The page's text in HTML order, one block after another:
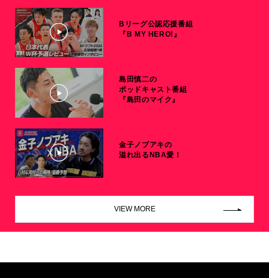
Bリーグ公認応援番組
『B MY HERO!』
島田慎二の
ポッドキャスト番組
『島田のマイク』
金子ノブアキの
溢れ出るNBA愛！
VIEW MORE